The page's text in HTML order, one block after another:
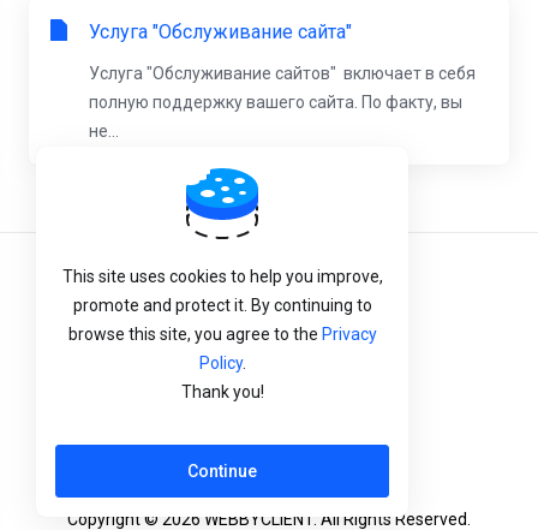
Услуга "Обслуживание сайта"
Услуга "Обслуживание сайтов" включает в себя
полную поддержку вашего сайта. По факту, вы
не...
Copyright © 2026 WEBBYCLIENT. All Rights Reserved.
Terms of Service
Privacy Policy
Refund Policy
This site uses cookies to help you improve,
promote and protect it. By continuing to
browse this site, you agree to the Privacy
Policy.
Thank you!
Continue